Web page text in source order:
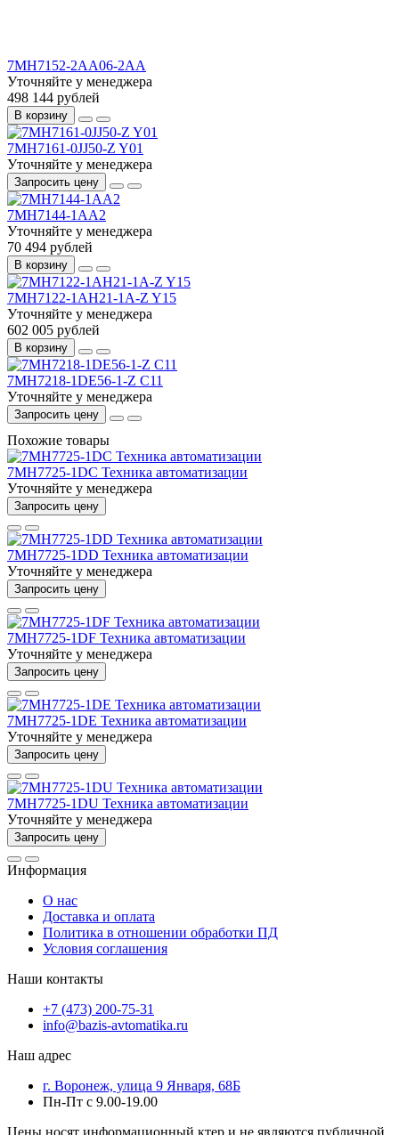
7MH7152-2AA06-2AA
Уточняйте у менеджера
498 144 рублей
В корзину
7MH7161-0JJ50-Z Y01
Уточняйте у менеджера
Запросить цену
7MH7144-1AA2
Уточняйте у менеджера
70 494 рублей
В корзину
7MH7122-1AH21-1A-Z Y15
Уточняйте у менеджера
602 005 рублей
В корзину
7MH7218-1DE56-1-Z C11
Уточняйте у менеджера
Запросить цену
Похожие товары
7MH7725-1DC Техника автоматизации
Уточняйте у менеджера
Запросить цену
7MH7725-1DD Техника автоматизации
Уточняйте у менеджера
Запросить цену
7MH7725-1DF Техника автоматизации
Уточняйте у менеджера
Запросить цену
7MH7725-1DE Техника автоматизации
Уточняйте у менеджера
Запросить цену
7MH7725-1DU Техника автоматизации
Уточняйте у менеджера
Запросить цену
Информация
О нас
Доставка и оплата
Политика в отношении обработки ПД
Условия соглашения
Наши контакты
+7 (473) 200-75-31
info@bazis-avtomatika.ru
Наш адрес
г. Воронеж, улица 9 Января, 68Б
Пн-Пт с 9.00-19.00